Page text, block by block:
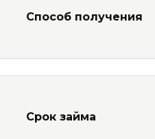
Способ получения
Срок займа